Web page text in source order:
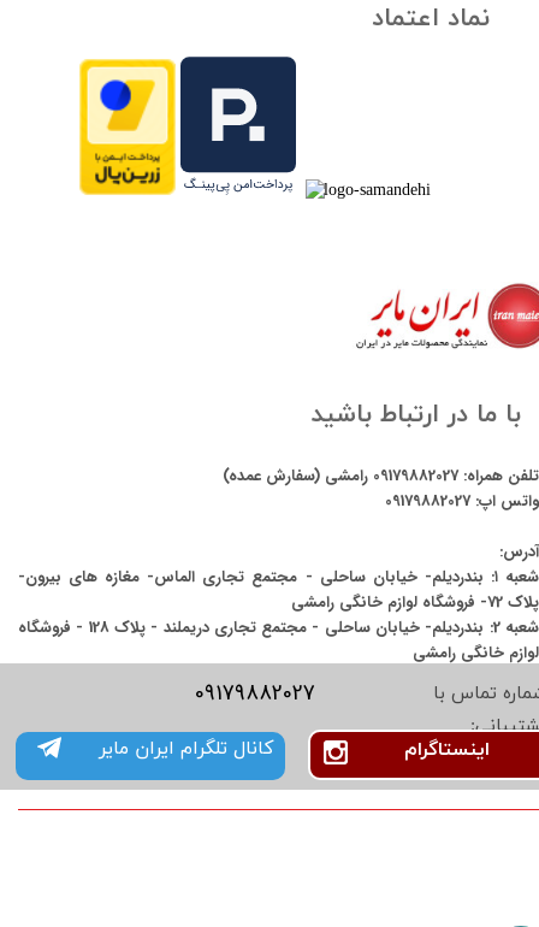
نماد اعتماد
با ما در ارتباط باشید
تلفن همراه: 09179882027 رامشی (سفارش عمده)
واتس اپ: 09179882027
آدرس:
شعبه ۱: بندردیلم- خیابان ساحلی - مجتمع تجاری الماس- مغازه های بیرون-
پلاک 72- فروشگاه لوازم خانگی رامشی
شعبه 2: بندردیلم- خیابان ساحلی - مجتمع تجاری دریملند - پلاک 128 - فروشگاه
لوازم خانگی رامشی
تماس با
09179882027
کانال تلگرام ایران مایر اینستاگرام